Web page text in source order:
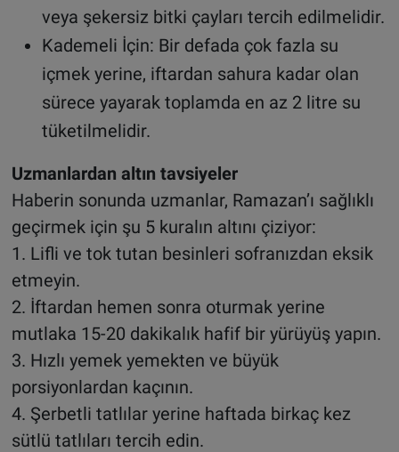
veya şekersiz bitki çayları tercih edilmelidir.
Kademeli İçin: Bir defada çok fazla su
içmek yerine, iftardan sahura kadar olan
sürece yayarak toplamda en az 2 litre su
tüketilmelidir.
Uzmanlardan altın tavsiyeler
Haberin sonunda uzmanlar, Ramazan’ı sağlıklı
geçirmek için şu 5 kuralın altını çiziyor:
1. Lifli ve tok tutan besinleri sofranızdan eksik
etmeyin.
2. İftardan hemen sonra oturmak yerine
mutlaka 15-20 dakikalık hafif bir yürüyüş yapın.
3. Hızlı yemek yemekten ve büyük
porsiyonlardan kaçının.
4. Şerbetli tatlılar yerine haftada birkaç kez
sütlü tatlıları tercih edin.